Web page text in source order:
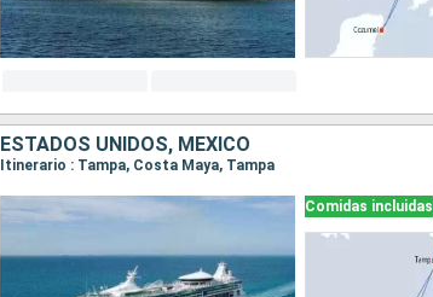
ESTADOS UNIDOS, MÉXICO
Itinerario : Tampa, Costa Maya, Tampa
Comidas incluidas